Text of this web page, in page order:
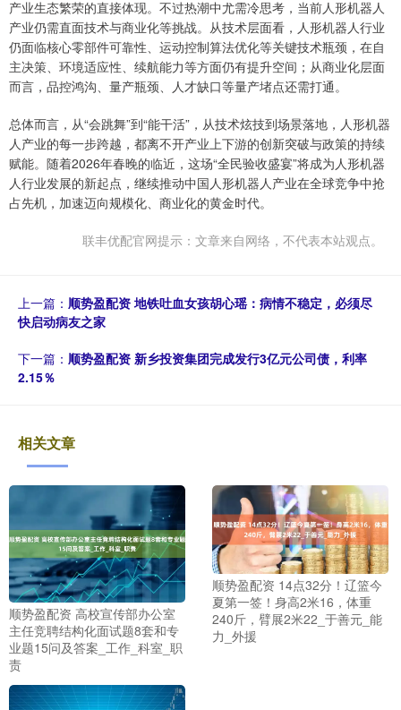
产业生态繁荣的直接体现。不过热潮中尤需冷思考，当前人形机器人
产业仍需直面技术与商业化等挑战。从技术层面看，人形机器人行业
仍面临核心零部件可靠性、运动控制算法优化等关键技术瓶颈，在自
主决策、环境适应性、续航能力等方面仍有提升空间；从商业化层面
而言，品控鸿沟、量产瓶颈、人才缺口等量产堵点还需打通。
总体而言，从“会跳舞”到“能干活”，从技术炫技到场景落地，人形机器
人产业的每一步跨越，都离不开产业上下游的创新突破与政策的持续
赋能。随着2026年春晚的临近，这场“全民验收盛宴”将成为人形机器
人行业发展的新起点，继续推动中国人形机器人产业在全球竞争中抢
占先机，加速迈向规模化、商业化的黄金时代。
联丰优配官网提示：文章来自网络，不代表本站观点。
上一篇： 顺势盈配资 地铁吐血女孩胡心瑶：病情不稳定，必须尽
快启动病友之家
下一篇： 顺势盈配资 新乡投资集团完成发行3亿元公司债，利率
2.15％
相关文章
顺势盈配资 高校宣传部办公室
主任竞聘结构化面试题8套和专
业题15问及答案_工作_科室_职
责
顺势盈配资 14点32分！辽篮今
夏第一签！身高2米16，体重
240斤，臂展2米22_于善元_能
力_外援